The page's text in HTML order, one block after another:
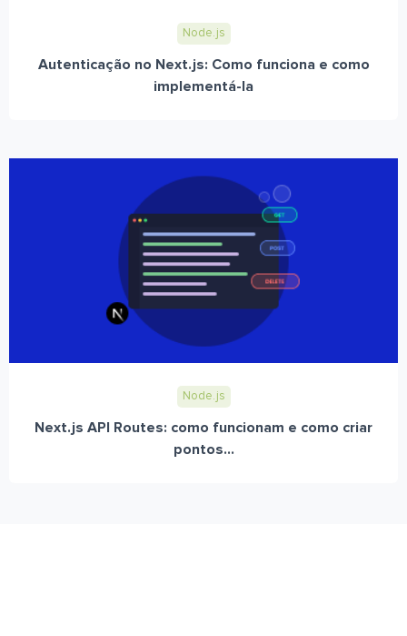
Node.js
Autenticação no Next.js: Como funciona e como
implementá-la
Node.js
Next.js API Routes: como funcionam e como criar
pontos...